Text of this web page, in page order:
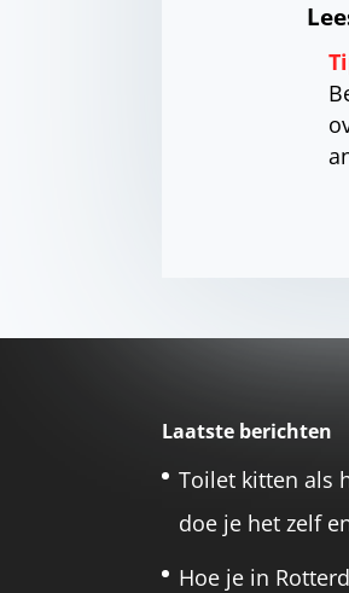
Laatste berichten
Toilet kitten als
doe je het zelf
Hoe je in